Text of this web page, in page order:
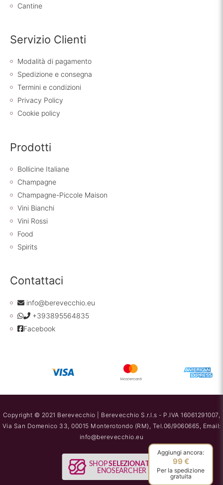
Aggiungi ancora:
99 €
Per la spedizione
gratuita
Cantine
Servizio Clienti
Modalità di pagamento
Spedizione e consegna
Termini e condizioni
Privacy Policy
Cookie policy
Prodotti
Bollicine Italiane
Champagne
Champagne-Piccole Maison
Vini Bianchi
Vini Rossi
Food
Spirits
Contattaci
info@berevecchio.eu
+393895564835
Facebook
Copyright © 2021 Berevecchio | Berevecchio S.r.l.s - P.IVA 16061291007,
Via San Domenico 33, 00015 Monterotondo (RM), Tel.06/9060665, Email:
info@berevecchio.eu